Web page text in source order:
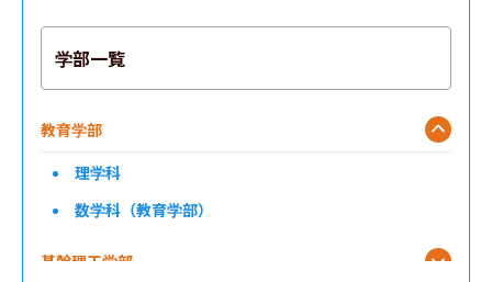
学部一覧
教育学部
理学科
数学科（教育学部）
基幹理工学部